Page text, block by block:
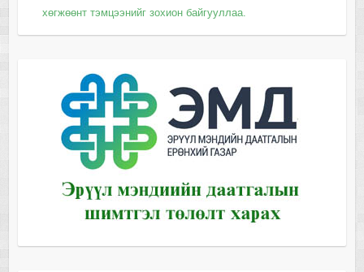
хөгжөөнт тэмцээнийг зохион байгууллаа.